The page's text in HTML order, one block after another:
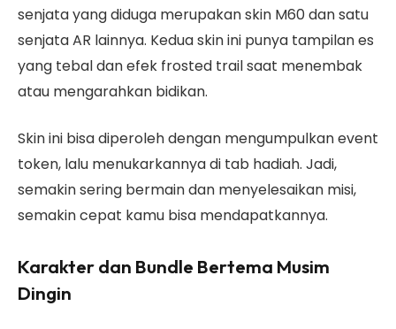
senjata yang diduga merupakan skin M60 dan satu
senjata AR lainnya. Kedua skin ini punya tampilan es
yang tebal dan efek frosted trail saat menembak
atau mengarahkan bidikan.
Skin ini bisa diperoleh dengan mengumpulkan event
token, lalu menukarkannya di tab hadiah. Jadi,
semakin sering bermain dan menyelesaikan misi,
semakin cepat kamu bisa mendapatkannya.
Karakter dan Bundle Bertema Musim
Dingin